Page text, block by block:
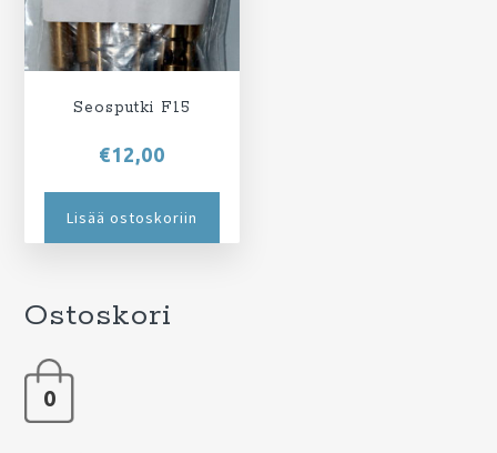
Seosputki F15
€12,00
Lisää ostoskoriin
Ostoskori
0